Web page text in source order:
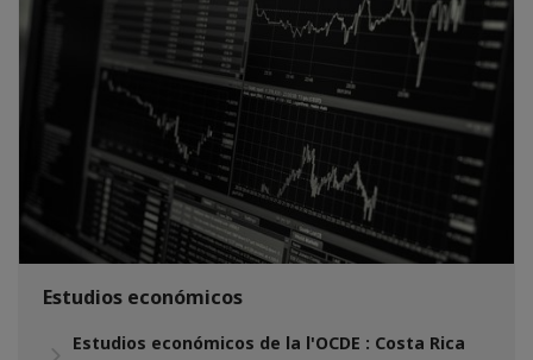
Estudios económicos
Estudios económicos de la l'OCDE : Costa Rica